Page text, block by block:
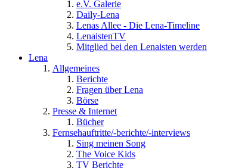
e.V. Galerie
Daily-Lena
Lenas Allee - Die Lena-Timeline
LenaistenTV
Mitglied bei den Lenaisten werden
Lena
Allgemeines
Berichte
Fragen über Lena
Börse
Presse & Internet
Bücher
Fernsehauftritte/-berichte/-interviews
Sing meinen Song
The Voice Kids
TV Berichte